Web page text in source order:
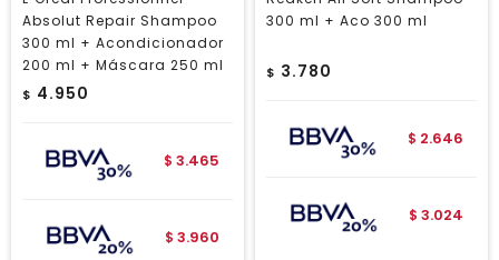
Absolut Repair Shampoo
300 ml + Acondicionador
200 ml + Máscara 250 ml
$ 4.950
$ 3.465
$ 3.960
300 ml + Aco 300 ml
$ 3.780
$ 2.646
$ 3.024